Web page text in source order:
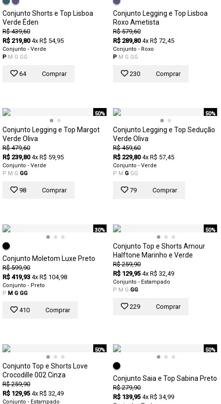
Conjunto Shorts e Top Lisboa
Verde Éden
R$ 439,60
R$ 219,80 4x R$ 54,95
Conjunto - Verde
P M G GG
64 Comprar
Conjunto Legging e Top Lisboa
Roxo Ametista
R$ 579,60
R$ 289,80 4x R$ 72,45
Conjunto - Roxo
P M G GG
230 Comprar
50%
Conjunto Legging e Top Margot
Verde Oliva
R$ 479,60
R$ 239,80 4x R$ 59,95
Conjunto - Verde
P M G GG
98 Comprar
50%
Conjunto Legging e Top Sedução
Verde Oliva
R$ 459,60
R$ 229,80 4x R$ 57,45
Conjunto - Verde
P M G GG
79 Comprar
30%
Conjunto Moletom Luxe Preto
R$ 599,90
R$ 419,93 4x R$ 104,98
Conjunto - Preto
P M G GG
410 Comprar
50%
Conjunto Top e Shorts Amour
Halftone Marinho e Verde
R$ 259,90
R$ 129,95 4x R$ 32,49
Conjunto - Estampado
P M G GG
229 Comprar
50%
Conjunto Top e Shorts Love
Crocodille 002 Cinza
R$ 259,90
R$ 129,95 4x R$ 32,49
Conjunto - Estampado
50%
Conjunto Saia e Top Sabina Preto
R$ 279,90
R$ 139,95 4x R$ 34,99